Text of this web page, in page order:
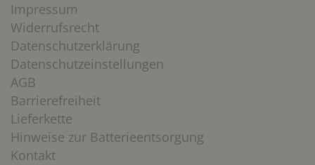
Impressum
Widerrufsrecht
Datenschutzerklärung
Datenschutzeinstellungen
AGB
Barrierefreiheit
Lieferkette
Hinweise zur Batterieentsorgung
Kontakt